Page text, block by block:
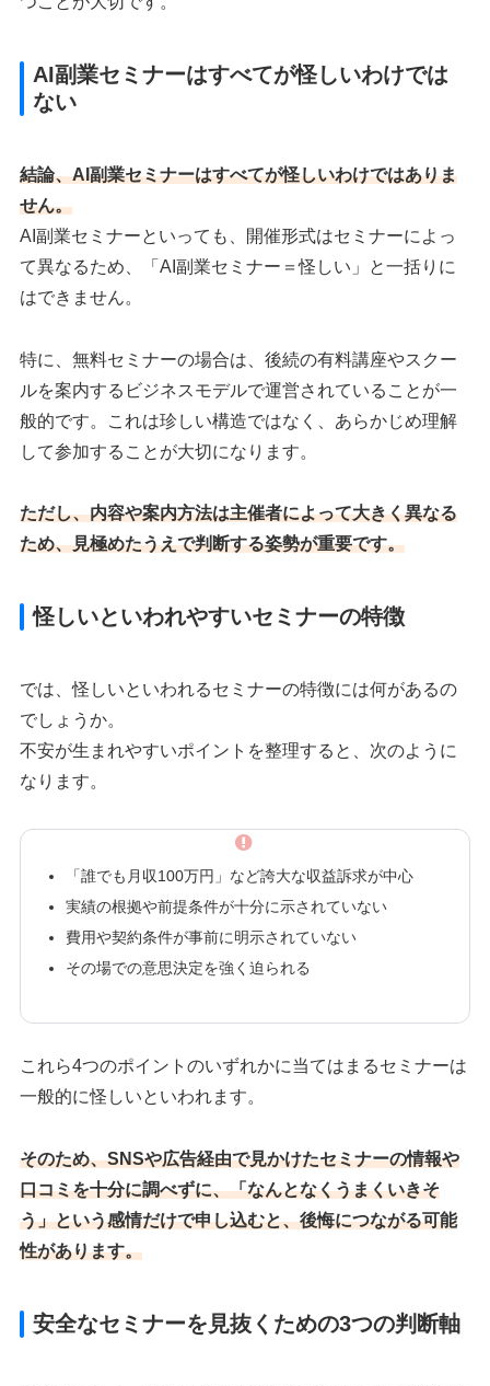
AI副業セミナーはすべてが怪しいわけでは
ない
結論、AI副業セミナーはすべてが怪しいわけではありま
せん。
AI副業セミナーといっても、開催形式はセミナーによっ
て異なるため、「AI副業セミナー＝怪しい」と一括りに
はできません。
特に、無料セミナーの場合は、後続の有料講座やスクー
ルを案内するビジネスモデルで運営されていることが一
般的です。これは珍しい構造ではなく、あらかじめ理解
して参加することが大切になります。
ただし、内容や案内方法は主催者によって大きく異なる
ため、見極めたうえで判断する姿勢が重要です。
怪しいといわれやすいセミナーの特徴
では、怪しいといわれるセミナーの特徴には何があるの
でしょうか。
不安が生まれやすいポイントを整理すると、次のように
なります。
「誰でも月収100万円」など誇大な収益訴求が中心
実績の根拠や前提条件が十分に示されていない
費用や契約条件が事前に明示されていない
その場での意思決定を強く迫られる
これら4つのポイントのいずれかに当てはまるセミナーは
一般的に怪しいといわれます。
そのため、SNSや広告経由で見かけたセミナーの情報や
口コミを十分に調べずに、「なんとなくうまくいきそ
う」という感情だけで申し込むと、後悔につながる可能
性があります。
安全なセミナーを見抜くための3つの判断軸